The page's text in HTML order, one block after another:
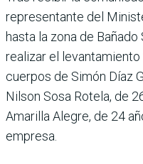
representante del
hasta la zona de Bañado
realizar el
cuerpos de Simón Díaz
Nilson Sosa Rotela, de
Amarilla Alegre, de 24
empresa.